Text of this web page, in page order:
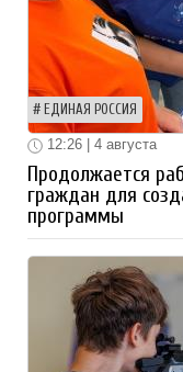
ЕДИНАЯ РОССИЯ
12:26 | 4 августа
Продолжается
граждан для
программы